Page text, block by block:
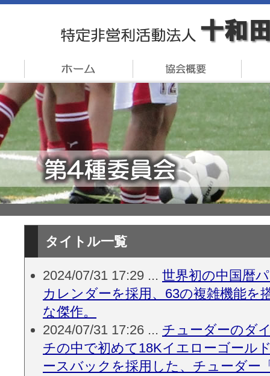
タイトル一覧
2024/07/31 17:29 ... 世界初の中国暦
カレンダーを採用、63の複雑機能を
な傑作。
2024/07/31 17:26 ... チューダーのダ
チの中で初めて18Kイエローゴール
ースバックを採用した、チューダー